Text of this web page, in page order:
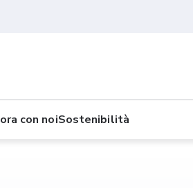
con noiSostenibilità